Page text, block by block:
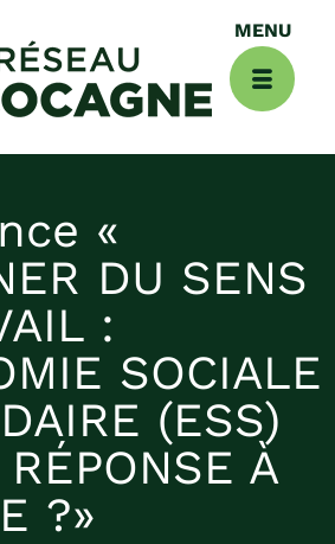
«
DU SENS
:
SOCIALE
(ESS)
À
?»